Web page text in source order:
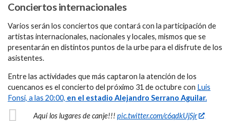
Conciertos internacionales
Varios serán los conciertos que contará con la participación de
artistas internacionales, nacionales y locales, mismos que se
presentarán en distintos puntos de la urbe para el disfrute de los
asistentes.
Entre las actividades que más captaron la atención de los
cuencanos es el concierto del próximo 31 de octubre con Luis
Fonsi, a las 20:00, en el estadio Alejandro Serrano Aguilar.
Aquí los lugares de canje!!! pic.twitter.com/c6qdkUjSjr